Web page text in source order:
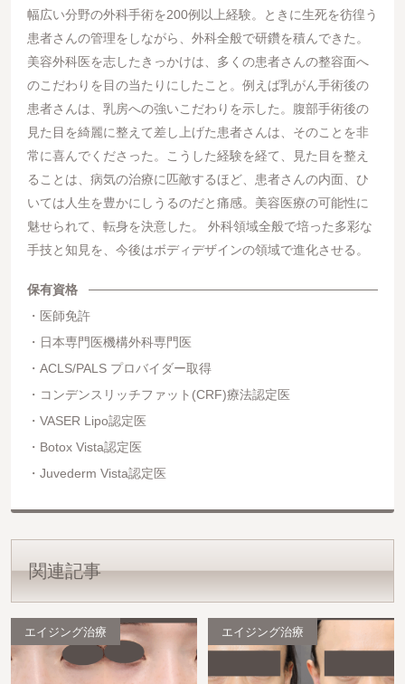
幅広い分野の外科手術を200例以上経験。ときに生死を彷徨う
患者さんの管理をしながら、外科全般で研鑽を積んできた。
美容外科医を志したきっかけは、多くの患者さんの整容面へ
のこだわりを目の当たりにしたこと。例えば乳がん手術後の
患者さんは、乳房への強いこだわりを示した。腹部手術後の
見た目を綺麗に整えて差し上げた患者さんは、そのことを非
常に喜んでくださった。こうした経験を経て、見た目を整え
ることは、病気の治療に匹敵するほど、患者さんの内面、ひ
いては人生を豊かにしうるのだと痛感。美容医療の可能性に
魅せられて、転身を決意した。 外科領域全般で培った多彩な
手技と知見を、今後はボディデザインの領域で進化させる。
保有資格
医師免許
日本専門医機構外科専門医
ACLS/PALS プロバイダー取得
コンデンスリッチファット(CRF)療法認定医
VASER Lipo認定医
Botox Vista認定医
Juvederm Vista認定医
関連記事
エイジング治療 エイジング治療